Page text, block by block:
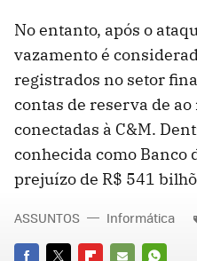
No entanto, após o
vazamento é
registrados no setor
contas de reserva de
conectadas à C&M.
conhecida como Banco
prejuízo de R$ 541
ASSUNTOS Informática